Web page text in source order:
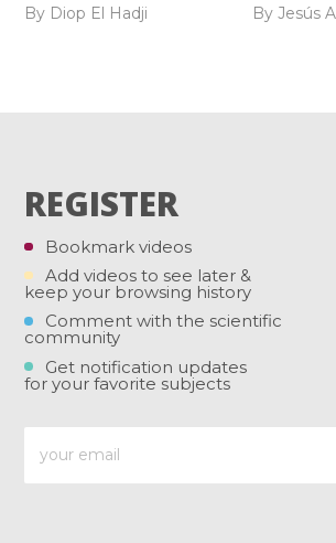
By Diop El Hadji By Jesús
REGISTER
Bookmark videos
Add videos to see later &
keep your browsing history
Comment with the scientific
community
Get notification updates
for your favorite subjects